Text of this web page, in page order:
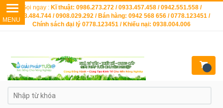
Gọi ngay : Kĩ thuật: 0986.273.272 / 0933.457.458 / 0942.551.558 /
0903.484.744 / 0908.029.292 / Bán hàng: 0942 568 656 / 0778.123451 /
Chính sách đại lý 0778.123451 / Khiếu nại: 0938.004.006